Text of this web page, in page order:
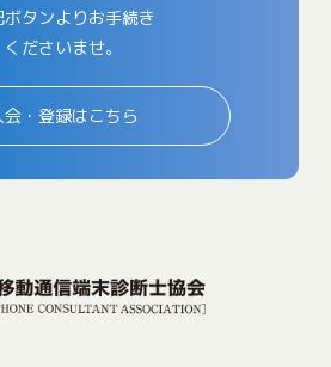
ボタンよりお手続き
くださいませ。
会・登録はこちら